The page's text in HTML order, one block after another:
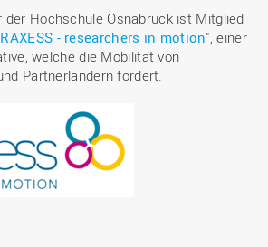
der Hochschule Osnabrück ist Mitglied
- researchers in motion", einer
welche die Mobilität von
Partnerländern fördert.